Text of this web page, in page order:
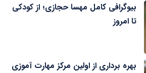
بیوگرافی کامل مهسا حجازی؛ از کودکی
تا امروز
بهره برداری از اولین مرکز مهارت آموزی